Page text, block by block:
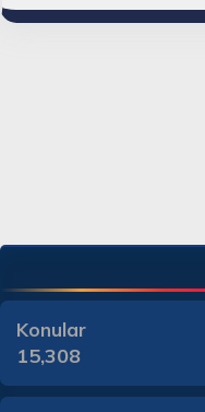
Konular
15,308